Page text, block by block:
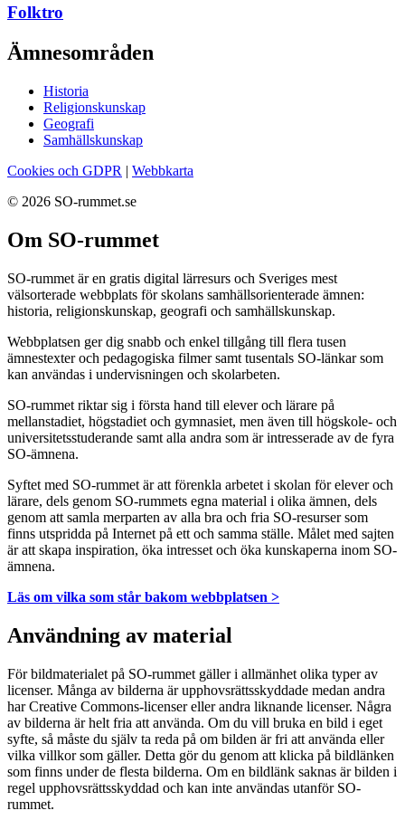
Folktro
Ämnesområden
Historia
Religionskunskap
Geografi
Samhällskunskap
Cookies och GDPR | Webbkarta
© 2026 SO-rummet.se
Om SO-rummet
SO-rummet är en gratis digital lärresurs och Sveriges mest
välsorterade webbplats för skolans samhällsorienterade ämnen:
historia, religionskunskap, geografi och samhällskunskap.
Webbplatsen ger dig snabb och enkel tillgång till flera tusen
ämnestexter och pedagogiska filmer samt tusentals SO-länkar som
kan användas i undervisningen och skolarbeten.
SO-rummet riktar sig i första hand till elever och lärare på
mellanstadiet, högstadiet och gymnasiet, men även till högskole- och
universitetsstuderande samt alla andra som är intresserade av de fyra
SO-ämnena.
Syftet med SO-rummet är att förenkla arbetet i skolan för elever och
lärare, dels genom SO-rummets egna material i olika ämnen, dels
genom att samla merparten av alla bra och fria SO-resurser som
finns utspridda på Internet på ett och samma ställe. Målet med sajten
är att skapa inspiration, öka intresset och öka kunskaperna inom SO-
ämnena.
Läs om vilka som står bakom webbplatsen >
Användning av material
För bildmaterialet på SO-rummet gäller i allmänhet olika typer av
licenser. Många av bilderna är upphovsrättsskyddade medan andra
har Creative Commons-licenser eller andra liknande licenser. Några
av bilderna är helt fria att använda. Om du vill bruka en bild i eget
syfte, så måste du själv ta reda på om bilden är fri att använda eller
vilka villkor som gäller. Detta gör du genom att klicka på bildlänken
som finns under de flesta bilderna. Om en bildlänk saknas är bilden i
regel upphovsrättsskyddad och kan inte användas utanför SO-
rummet.